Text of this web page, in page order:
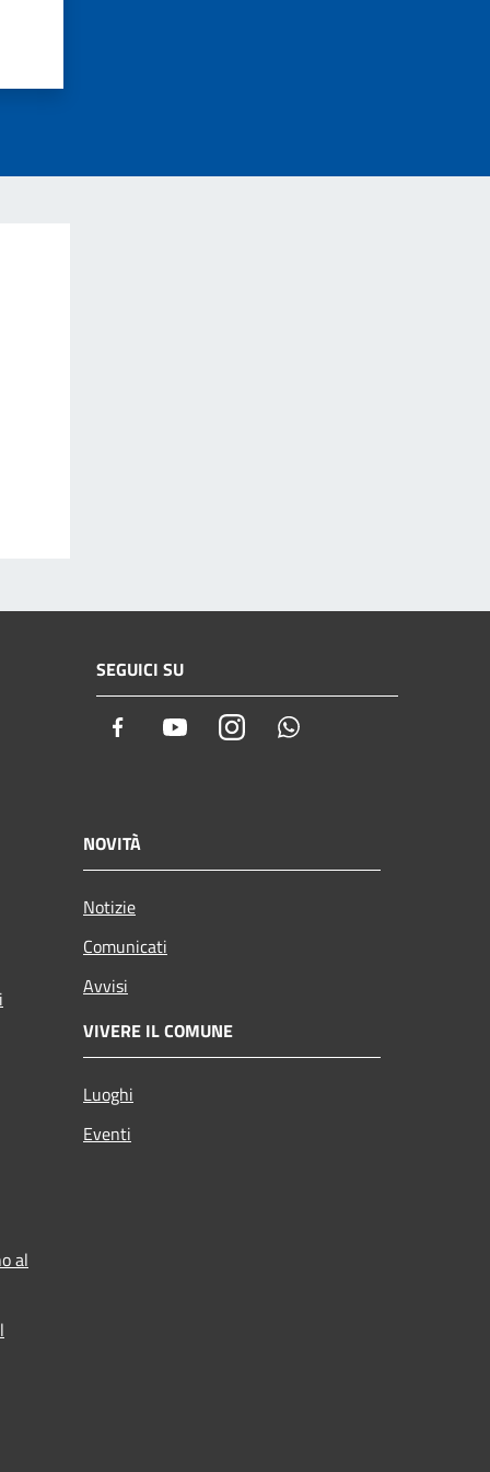
SEGUICI SU
Facebook YoutubeInstagram
NOVITÀ
Notizie
Comunicati
Avvisi
VIVERE IL COMUNE
Luoghi
Eventi
al